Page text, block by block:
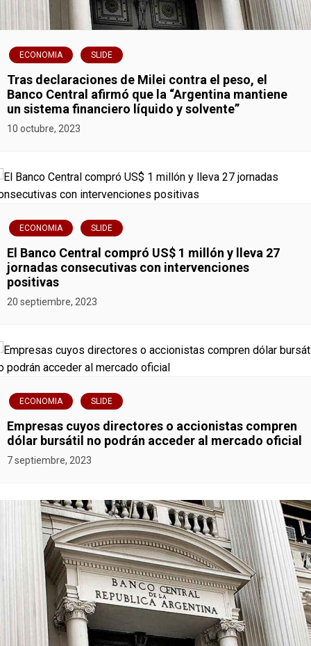
ECONOMIA SLIDE
Tras declaraciones de Milei contra el peso, el
Banco Central afirmó que la “Argentina mantiene
un sistema financiero líquido y solvente”
10 octubre, 2023
ECONOMIA SLIDE
El Banco Central compró US$ 1 millón y lleva 27
jornadas consecutivas con intervenciones
positivas
20 septiembre, 2023
ECONOMIA SLIDE
Empresas cuyos directores o accionistas compren
dólar bursátil no podrán acceder al mercado oficial
7 septiembre, 2023